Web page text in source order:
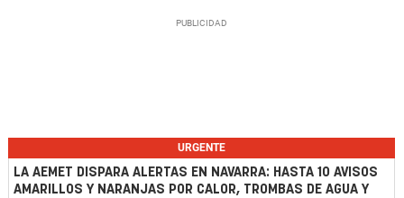
URGENTE
LA AEMET DISPARA ALERTAS EN NAVARRA: HASTA 10 AVISOS
AMARILLOS Y NARANJAS POR CALOR, TROMBAS DE AGUA Y